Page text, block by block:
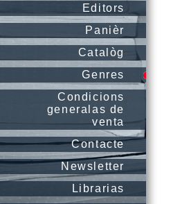
Editors
Panièr
Catalòg
Genres
Condicions
generalas de
venta
Contacte
Newsletter
Librarias